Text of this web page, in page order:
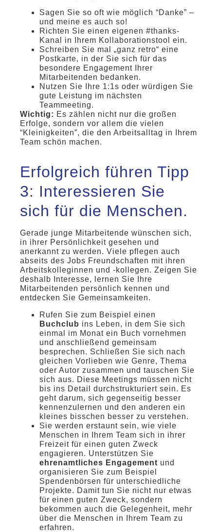
Sagen Sie so oft wie möglich “Danke” –
und meine es auch so!
Richten Sie einen eigenen #thanks-
Kanal in Ihrem Kollaborationstool ein.
Schreiben Sie mal „ganz retro“ eine
Postkarte, in der Sie sich für das
besondere Engagement Ihrer
Mitarbeitenden bedanken.
Nutzen Sie Ihre 1:1s oder würdigen Sie
gute Leistung im nächsten
Teammeeting.
Wichtig: Es zählen nicht nur die großen
Erfolge, sondern vor allem die vielen
“Kleinigkeiten”, die den Arbeitsalltag in Ihrem
Team schön machen.
Erfolgreich führen Tipp
3: Interessieren Sie
sich für die Menschen.
Gerade junge Mitarbeitende wünschen sich,
in ihrer Persönlichkeit gesehen und
anerkannt zu werden. Viele pflegen auch
abseits des Jobs Freundschaften mit ihren
Arbeitskolleginnen und -kollegen. Zeigen Sie
deshalb Interesse, lernen Sie Ihre
Mitarbeitenden persönlich kennen und
entdecken Sie Gemeinsamkeiten.
Rufen Sie zum Beispiel einen
Buchclub ins Leben, in dem Sie sich
einmal im Monat ein Buch vornehmen
und anschließend gemeinsam
besprechen. Schließen Sie sich nach
gleichen Vorlieben wie Genre, Thema
oder Autor zusammen und tauschen Sie
sich aus. Diese Meetings müssen nicht
bis ins Detail durchstrukturiert sein. Es
geht darum, sich gegenseitig besser
kennenzulernen und den anderen ein
kleines bisschen besser zu verstehen.
Sie werden erstaunt sein, wie viele
Menschen in Ihrem Team sich in ihrer
Freizeit für einen guten Zweck
engagieren. Unterstützen Sie
ehrenamtliches Engagement und
organisieren Sie zum Beispiel
Spendenbörsen für unterschiedliche
Projekte. Damit tun Sie nicht nur etwas
für einen guten Zweck, sondern
bekommen auch die Gelegenheit, mehr
über die Menschen in Ihrem Team zu
erfahren.